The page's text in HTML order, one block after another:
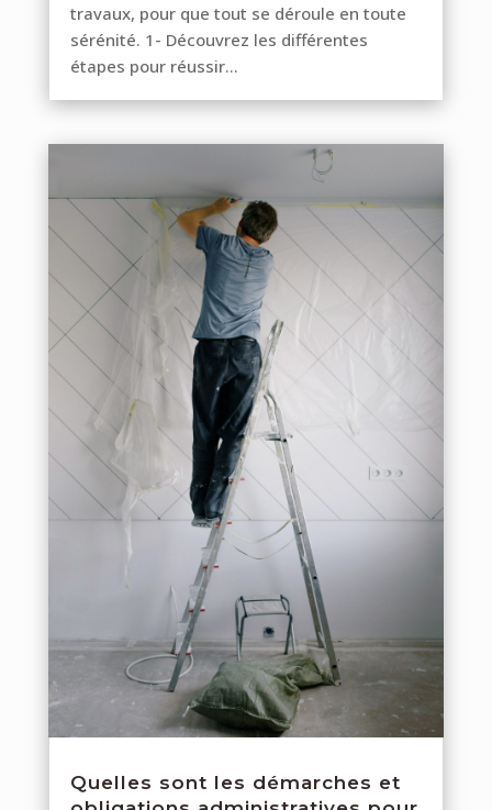
travaux, pour que tout se déroule en toute
sérénité. 1- Découvrez les différentes
étapes pour réussir...
Quelles sont les démarches et